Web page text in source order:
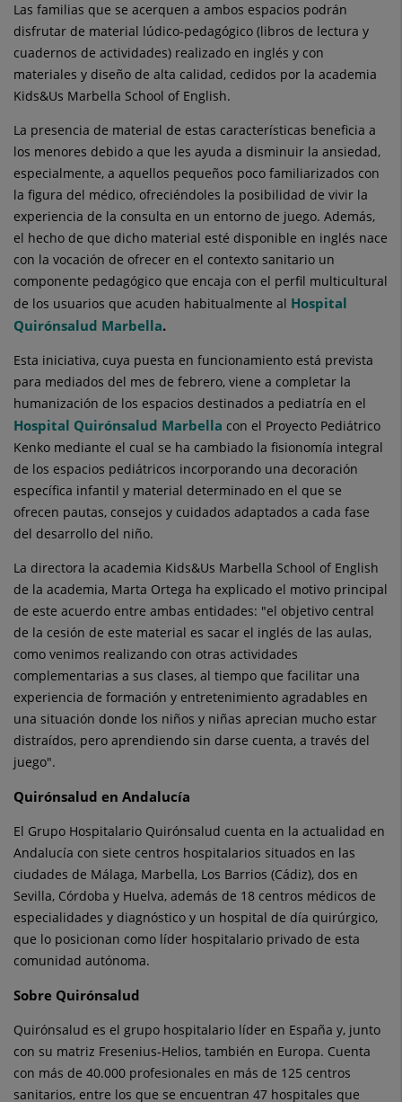
Las familias que se acerquen a ambos espacios podrán
disfrutar de material lúdico-pedagógico (libros de lectura y
cuadernos de actividades) realizado en inglés y con
materiales y diseño de alta calidad, cedidos por la academia
Kids&Us Marbella School of English.
La presencia de material de estas características beneficia a
los menores debido a que les ayuda a disminuir la ansiedad,
especialmente, a aquellos pequeños poco familiarizados con
la figura del médico, ofreciéndoles la posibilidad de vivir la
experiencia de la consulta en un entorno de juego. Además,
el hecho de que dicho material esté disponible en inglés nace
con la vocación de ofrecer en el contexto sanitario un
componente pedagógico que encaja con el perfil multicultural
de los usuarios que acuden habitualmente al Hospital
Quirónsalud Marbella.
Esta iniciativa, cuya puesta en funcionamiento está prevista
para mediados del mes de febrero, viene a completar la
humanización de los espacios destinados a pediatría en el
Hospital Quirónsalud Marbella con el Proyecto Pediátrico
Kenko mediante el cual se ha cambiado la fisionomía integral
de los espacios pediátricos incorporando una decoración
específica infantil y material determinado en el que se
ofrecen pautas, consejos y cuidados adaptados a cada fase
del desarrollo del niño.
La directora la academia Kids&Us Marbella School of English
de la academia, Marta Ortega ha explicado el motivo principal
de este acuerdo entre ambas entidades: "el objetivo central
de la cesión de este material es sacar el inglés de las aulas,
como venimos realizando con otras actividades
complementarias a sus clases, al tiempo que facilitar una
experiencia de formación y entretenimiento agradables en
una situación donde los niños y niñas aprecian mucho estar
distraídos, pero aprendiendo sin darse cuenta, a través del
juego".
Quirónsalud en Andalucía
El Grupo Hospitalario Quirónsalud cuenta en la actualidad en
Andalucía con siete centros hospitalarios situados en las
ciudades de Málaga, Marbella, Los Barrios (Cádiz), dos en
Sevilla, Córdoba y Huelva, además de 18 centros médicos de
especialidades y diagnóstico y un hospital de día quirúrgico,
que lo posicionan como líder hospitalario privado de esta
comunidad autónoma.
Sobre Quirónsalud
Quirónsalud es el grupo hospitalario líder en España y, junto
con su matriz Fresenius-Helios, también en Europa. Cuenta
con más de 40.000 profesionales en más de 125 centros
sanitarios, entre los que se encuentran 47 hospitales que